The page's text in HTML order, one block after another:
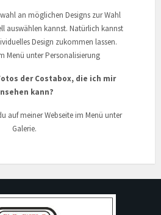
an möglichen Designs zur Wahl
auswählen kannst. Natürlich kannst
Design zukommen lassen.
Menü unter Personalisierung
der Costabox, die ich mir
kann?
auf meiner Webseite im Menü unter
Galerie.